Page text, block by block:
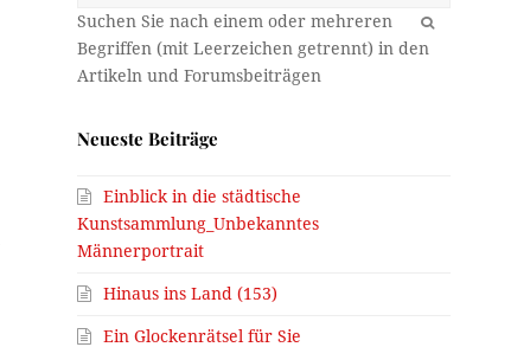
OK
Neueste Beiträge
Einblick in die städtische
Kunstsammlung_Unbekanntes
Männerportrait
Hinaus ins Land (153)
Ein Glockenrätsel für Sie